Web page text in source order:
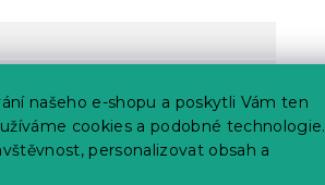
našeho e-shopu a poskytli Vám ten
cookies a podobné technologie.
personalizovat obsah a